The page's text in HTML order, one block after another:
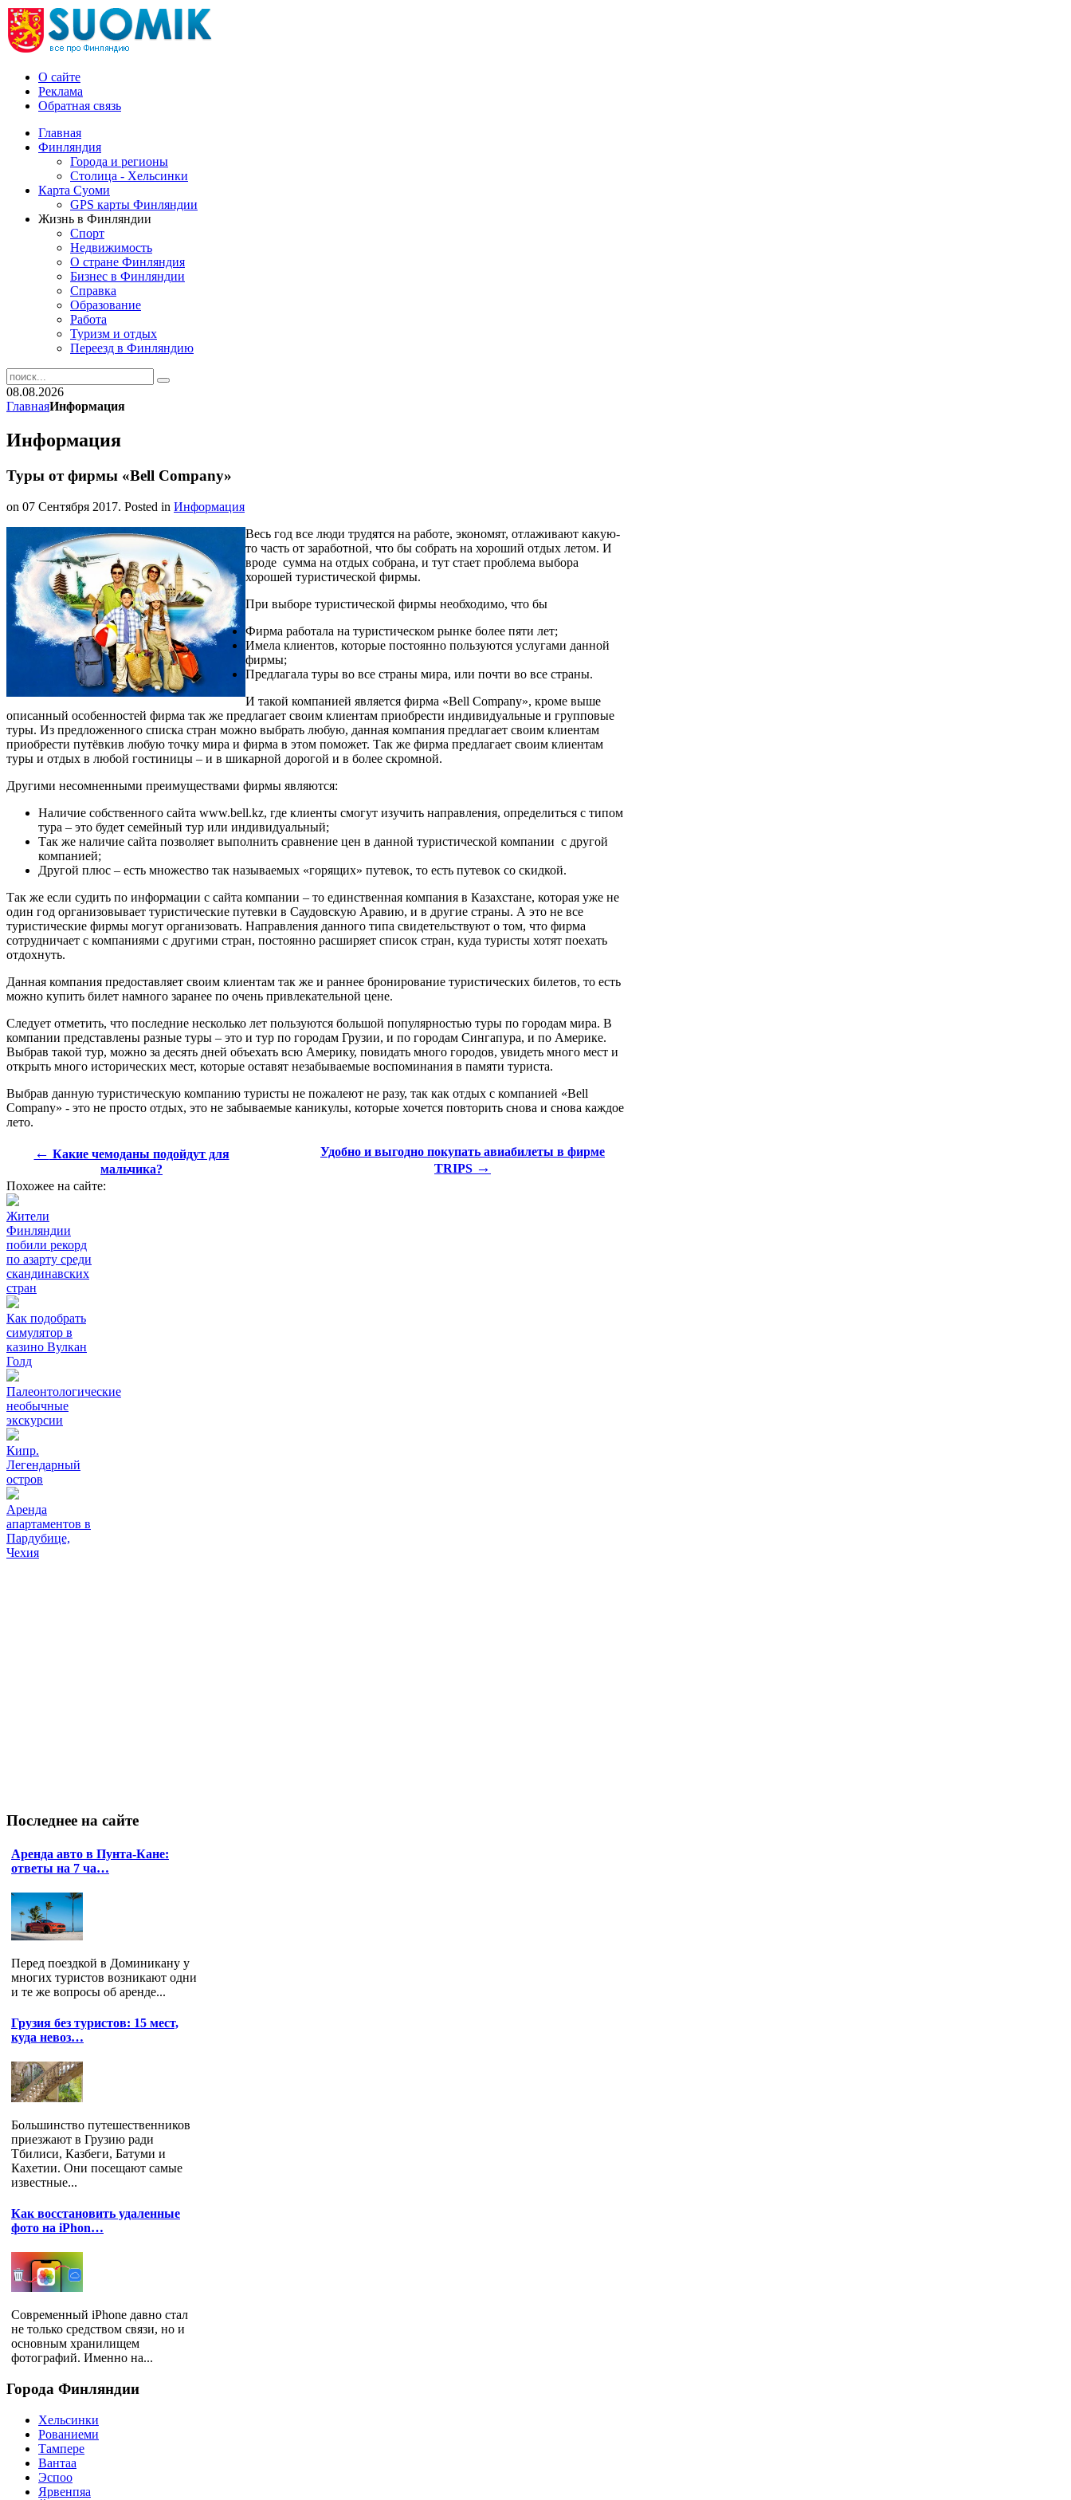
О сайте
Реклама
Обратная связь
Главная
Финляндия
Города и регионы
Столица - Хельсинки
Карта Суоми
GPS карты Финляндии
Жизнь в Финляндии
Спорт
Недвижимость
О стране Финляндия
Бизнес в Финляндии
Справка
Образование
Работа
Туризм и отдых
Переезд в Финляндию
08.08.2026
ГлавнаяИнформация
Информация
Туры от фирмы «Bell Company»
on 07 Сентября 2017. Posted in Информация
Весь год все люди трудятся на работе, экономят, отлаживают какую-
то часть от заработной, что бы собрать на хороший отдых летом. И
вроде сумма на отдых собрана, и тут стает проблема выбора
хорошей туристической фирмы.
При выборе туристической фирмы необходимо, что бы
Фирма работала на туристическом рынке более пяти лет;
Имела клиентов, которые постоянно пользуются услугами данной
фирмы;
Предлагала туры во все страны мира, или почти во все страны.
И такой компанией является фирма «Bell Company», кроме выше
описанный особенностей фирма так же предлагает своим клиентам приобрести индивидуальные и групповые
туры. Из предложенного списка стран можно выбрать любую, данная компания предлагает своим клиентам
приобрести путёвкив любую точку мира и фирма в этом поможет. Так же фирма предлагает своим клиентам
туры и отдых в любой гостиницы – и в шикарной дорогой и в более скромной.
Другими несомненными преимуществами фирмы являются:
Наличие собственного сайта www.bell.kz, где клиенты смогут изучить направления, определиться с типом
тура – это будет семейный тур или индивидуальный;
Так же наличие сайта позволяет выполнить сравнение цен в данной туристической компании с другой
компанией;
Другой плюс – есть множество так называемых «горящих» путевок, то есть путевок со скидкой.
Так же если судить по информации с сайта компании – то единственная компания в Казахстане, которая уже не
один год организовывает туристические путевки в Саудовскую Аравию, и в другие страны. А это не все
туристические фирмы могут организовать. Направления данного типа свидетельствуют о том, что фирма
сотрудничает с компаниями с другими стран, постоянно расширяет список стран, куда туристы хотят поехать
отдохнуть.
Данная компания предоставляет своим клиентам так же и раннее бронирование туристических билетов, то есть
можно купить билет намного заранее по очень привлекательной цене.
Следует отметить, что последние несколько лет пользуются большой популярностью туры по городам мира. В
компании представлены разные туры – это и тур по городам Грузии, и по городам Сингапура, и по Америке.
Выбрав такой тур, можно за десять дней объехать всю Америку, повидать много городов, увидеть много мест и
открыть много исторических мест, которые оставят незабываемые воспоминания в памяти туриста.
Выбрав данную туристическую компанию туристы не пожалеют не разу, так как отдых с компанией «Bell
Company» - это не просто отдых, это не забываемые каникулы, которые хочется повторить снова и снова каждое
лето.
← Какие чемоданы подойдут для
мальчика?
Удобно и выгодно покупать авиабилеты в фирме
TRIPS →
Похожее на сайте:
Жители
Финляндии
побили рекорд
по азарту среди
скандинавских
стран
Как подобрать
симулятор в
казино Вулкан
Голд
Палеонтологические
необычные
экскурсии
Кипр.
Легендарный
остров
Аренда
апартаментов в
Пардубице,
Чехия
Последнее на сайте
Аренда авто в Пунта-Кане:
ответы на 7 ча…
Перед поездкой в Доминикану у
многих туристов возникают одни
и те же вопросы об аренде...
Грузия без туристов: 15 мест,
куда невоз…
Большинство путешественников
приезжают в Грузию ради
Тбилиси, Казбеги, Батуми и
Кахетии. Они посещают самые
известные...
Как восстановить удаленные
фото на iPhon…
Современный iPhone давно стал
не только средством связи, но и
основным хранилищем
фотографий. Именно на...
Города Финляндии
Хельсинки
Рованиеми
Тампере
Вантаа
Эспоо
Ярвенпяа